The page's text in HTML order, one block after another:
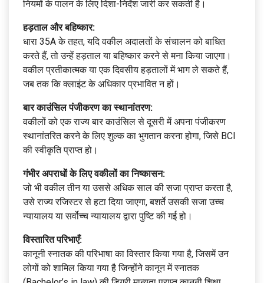
नियमों के पालन के लिए दिशा-निर्देश जारी कर सकती है।
हड़ताल और बहिष्कार:
धारा 35A के तहत, यदि वकील अदालतों के संचालन को बाधित
करते हैं, तो उन्हें हड़ताल या बहिष्कार करने से मना किया जाएगा।
वकील प्रतीकात्मक या एक दिवसीय हड़तालों में भाग ले सकते हैं,
जब तक कि क्लाइंट के अधिकार प्रभावित न हों।
बार काउंसिल पंजीकरण का स्थानांतरण:
वकीलों को एक राज्य बार काउंसिल से दूसरी में अपना पंजीकरण
स्थानांतरित करने के लिए शुल्क का भुगतान करना होगा, जिसे BCI
की स्वीकृति प्राप्त हो।
गंभीर अपराधों के लिए वकीलों का निष्कासन:
जो भी वकील तीन या उससे अधिक साल की सजा प्राप्त करता है,
उसे राज्य रजिस्टर से हटा दिया जाएगा, बशर्ते उसकी सजा उच्च
न्यायालय या सर्वोच्च न्यायालय द्वारा पुष्टि की गई हो।
विस्तारित परिभाएँ:
कानूनी स्नातक की परिभाषा का विस्तार किया गया है, जिसमें उन
लोगों को शामिल किया गया है जिन्होंने कानून में स्नातक